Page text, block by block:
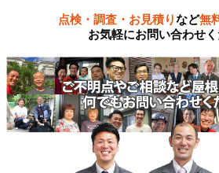
点検・調査・お見積りなど無
お気軽にお問い合わせく